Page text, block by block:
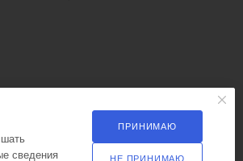
сведения
ПРИНИМАЮ
НЕ ПРИНИМАЮ